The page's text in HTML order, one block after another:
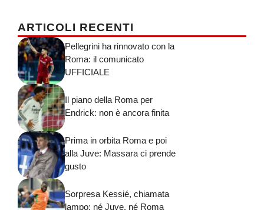
ARTICOLI RECENTI
Pellegrini ha rinnovato con la
Roma: il comunicato
UFFICIALE
Il piano della Roma per
Endrick: non è ancora finita
Prima in orbita Roma e poi
alla Juve: Massara ci prende
gusto
Sorpresa Kessié, chiamata
lampo: né Juve, né Roma